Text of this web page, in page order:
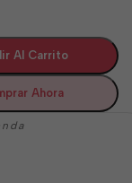
Al Carrito
Ahora